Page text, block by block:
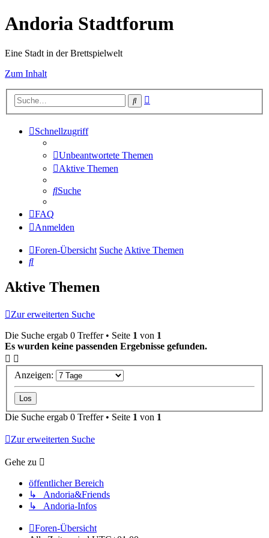
Andoria Stadtforum
Eine Stadt in der Brettspielwelt
Zum Inhalt
Suche
Schnellzugriff
Unbeantwortete Themen
Aktive Themen
Suche
FAQ
Anmelden
Foren-Übersicht SucheAktive Themen
Suche
Aktive Themen
Zur erweiterten Suche
Die Suche ergab 0 Treffer • Seite 1 von 1
Es wurden keine passenden Ergebnisse gefunden.
Anzeigen:
Die Suche ergab 0 Treffer • Seite 1 von 1
Zur erweiterten Suche
Gehe zu
öffentlicher Bereich
↳ Andoria&Friends
↳ Andoria-Infos
Foren-Übersicht